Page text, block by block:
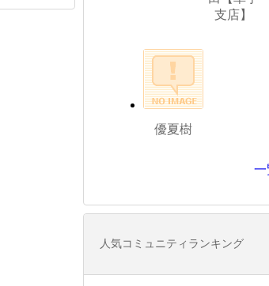
支店】
優夏樹
一
人気コミュニティランキング